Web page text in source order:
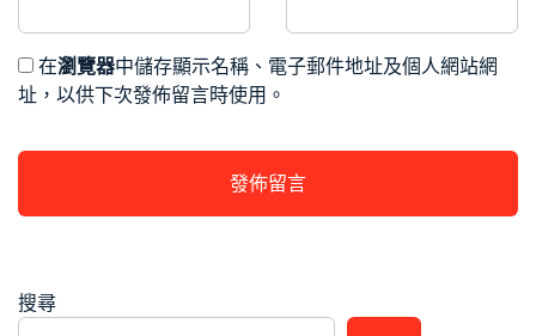
在瀏覽器中儲存顯示名稱、電子郵件地址及個人網站網
址，以供下次發佈留言時使用。
搜尋